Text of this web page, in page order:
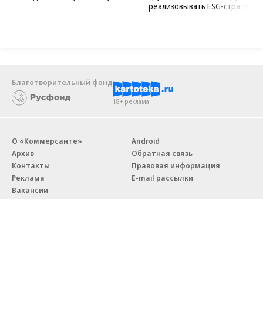
Новости компаний
07.08.2026
возведен в полную высоту
07.08.2026
В ДОМ.РФ рассказали, как
крупным компаниям
реализовывать ESG-стратегию